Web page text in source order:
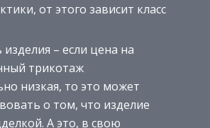
от этого зависит класс
– если цена на
трикотаж
низкая, то это может
о том, что изделие
А это, в свою